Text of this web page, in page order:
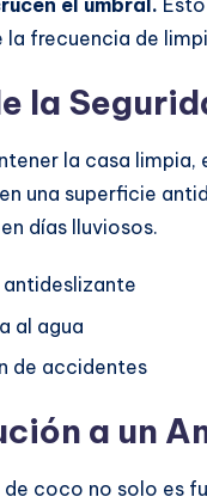
el umbral.
frecuencia de
la
la casa
una superficie
días lluviosos.
al agua
de accidentes
a un
de coco no solo es